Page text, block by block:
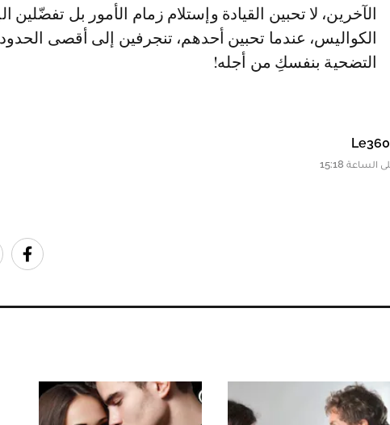
الآخرين، لا تحبين القيادة وإستلام زمام الأمور بل تفضّلين
الكواليس، عندما تحبين أحدهم، تنجرفين إلى أقصى
التضحية بنفسكِ من أجله!
Le360